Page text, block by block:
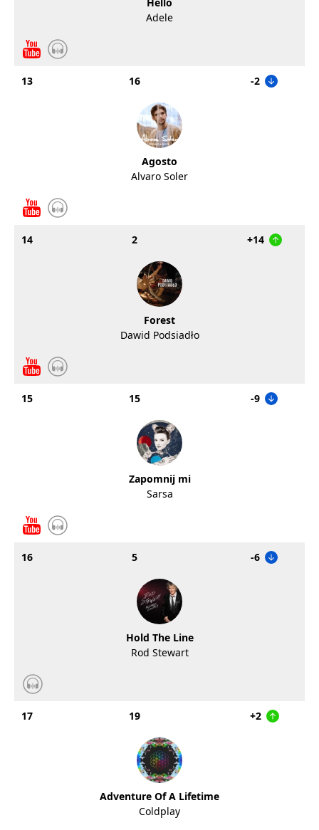
Adele
13 16 -2
Agosto
Alvaro Soler
14 2 +14
Forest
Dawid Podsiadło
15 15 -9
Zapomnij mi
Sarsa
16 5 -6
Hold The Line
Rod Stewart
17 19 +2
Adventure Of A Lifetime
Coldplay